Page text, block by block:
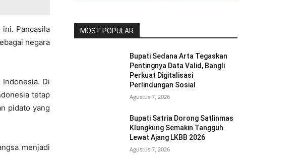
Pancasila
negara
Di
tetap
pidato yang
menjadi
MOST POPULAR
Bupati Sedana Arta Tegaskan
Pentingnya Data Valid, Bangli
Perkuat Digitalisasi
Perlindungan Sosial
Agustus 7, 2026
Bupati Satria Dorong Satlinmas
Klungkung Semakin Tangguh
Lewat Ajang LKBB 2026
Agustus 7, 2026